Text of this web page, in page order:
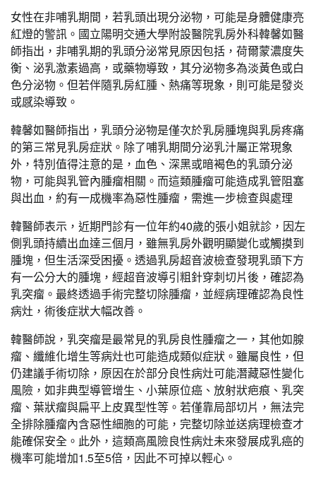
女性在非哺乳期間，若乳頭出現分泌物，可能是身體健康亮
紅燈的警訊。國立陽明交通大學附設醫院乳房外科韓馨如醫
師指出，非哺乳期的乳頭分泌常見原因包括，荷爾蒙濃度失
衡、泌乳激素過高，或藥物導致，其分泌物多為淡黃色或白
色分泌物。但若伴隨乳房紅腫、熱痛等現象，則可能是發炎
或感染導致。
韓馨如醫師指出，乳頭分泌物是僅次於乳房腫塊與乳房疼痛
的第三常見乳房症狀。除了哺乳期間分泌乳汁屬正常現象
外，特別值得注意的是，血色、深黑或暗褐色的乳頭分泌
物，可能與乳管內腫瘤相關。而這類腫瘤可能造成乳管阻塞
與出血，約有一成機率為惡性腫瘤，需進一步檢查與處理
韓醫師表示，近期門診有一位年約40歲的張小姐就診，因左
側乳頭持續出血達三個月，雖無乳房外觀明顯變化或觸摸到
腫塊，但生活深受困擾。透過乳房超音波檢查發現乳頭下方
有一公分大的腫塊，經超音波導引粗針穿刺切片後，確認為
乳突瘤。最終透過手術完整切除腫瘤，並經病理確認為良性
病灶，術後症狀大幅改善。
韓醫師說，乳突瘤是最常見的乳房良性腫瘤之一，其他如腺
瘤、纖維化增生等病灶也可能造成類似症狀。雖屬良性，但
仍建議手術切除，原因在於部分良性病灶可能潛藏惡性變化
風險，如非典型導管增生、小葉原位癌、放射狀疤痕、乳突
瘤、葉狀瘤與扁平上皮異型性等。若僅靠局部切片，無法完
全排除腫瘤內含惡性細胞的可能，完整切除並送病理檢查才
能確保安全。此外，這類高風險良性病灶未來發展成乳癌的
機率可能增加1.5至5倍，因此不可掉以輕心。